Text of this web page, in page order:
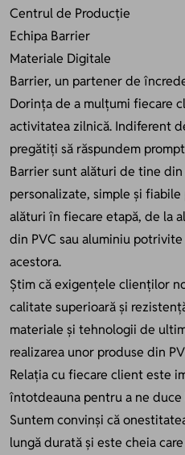
Centrul de Producție
Echipa Barrier
Materiale Digitale
Barrier, un partener de
Dorința de a mulțumi fiecare
activitatea zilnică. Indiferent
pregătiți să răspundem
Barrier sunt alături de tine
personalizate, simple și
alături în fiecare etapă, de la
din PVC sau aluminiu potrivite
acestora.
Știm că exigențele clienților
calitate superioară și
materiale și tehnologii de
realizarea unor produse din
Relația cu fiecare client este
întotdeauna pentru a ne duce
Suntem convinși că
lungă durată și este cheia